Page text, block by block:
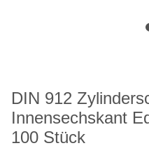
DIN 912
Innensechskant
100 Stück